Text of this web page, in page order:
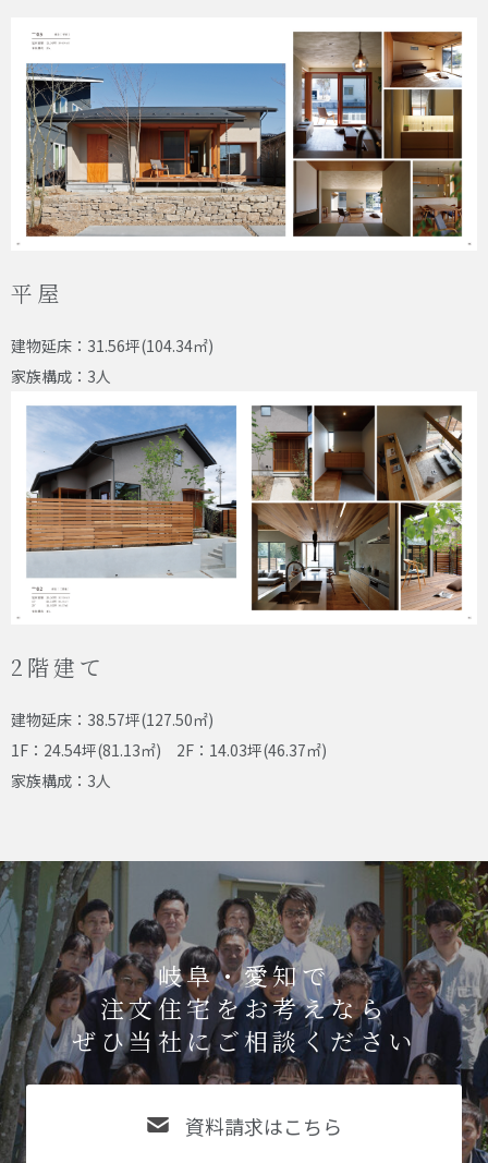
平屋
建物延床：31.56坪(104.34㎡)
家族構成：3人
2階建て
建物延床：38.57坪(127.50㎡)
1F：24.54坪(81.13㎡) 2F：14.03坪(46.37㎡)
家族構成：3人
岐阜・愛知で
注文住宅をお考えなら
ぜひ当社にご相談ください
資料請求はこちら